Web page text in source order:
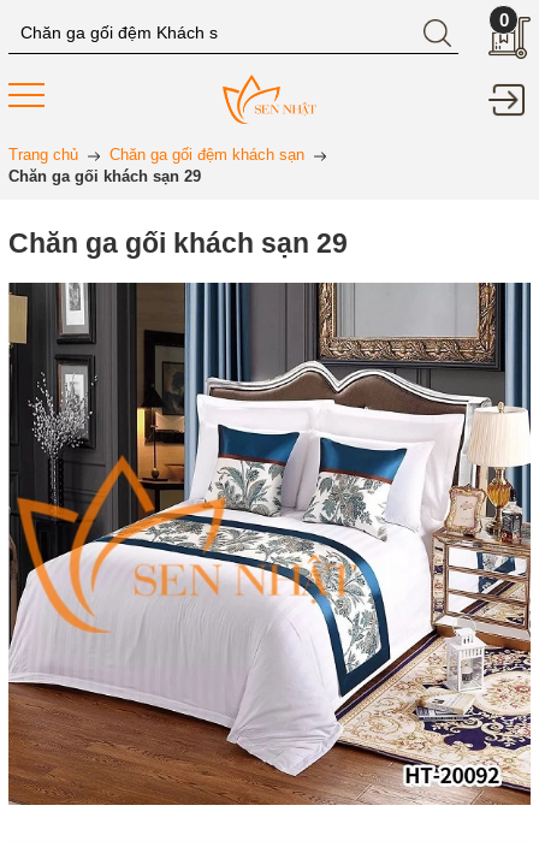
0
Trang chủ
Chăn ga gối đệm khách sạn
Chăn ga gối khách sạn 29
Chăn ga gối khách sạn 29